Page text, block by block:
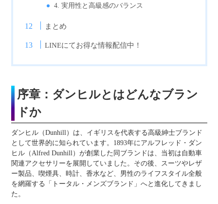
4. 実用性と高級感のバランス
まとめ
LINEにてお得な情報配信中！
序章：ダンヒルとはどんなブラン
ドか
ダンヒル（Dunhill）は、イギリスを代表する高級紳士ブランド
として世界的に知られています。1893年にアルフレッド・ダン
ヒル（Alfred Dunhill）が創業した同ブランドは、当初は自動車
関連アクセサリーを展開していました。その後、スーツやレザ
ー製品、喫煙具、時計、香水など、男性のライフスタイル全般
を網羅する「トータル・メンズブランド」へと進化してきまし
た。